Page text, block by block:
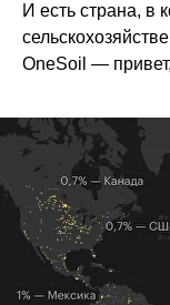
И есть страна, в
OneSoil —